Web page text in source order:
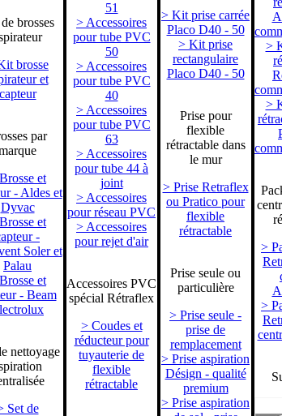
brosses
brosse
et
capteur
par
et
- Aldes et
Dyvac
et
-
Soler et
Palau
et
- Beam
nettoyage
Set de
51
> Accessoires
pour tube PVC
50
> Accessoires
pour tube PVC
40
> Accessoires
pour tube PVC
63
> Accessoires
pour tube 44 à
joint
> Accessoires
pour réseau PVC
> Accessoires
pour rejet d'air
Accessoires PVC
spécial Rétraflex
> Coudes et
réducteur pour
tuyauterie de
flexible
rétractable
> Kit prise carrée
Placo D40 - 50
> Kit prise
rectangulaire
Placo D40 - 50
Prise pour
flexible
rétractable dans
le mur
> Prise Retraflex
ou Pratico pour
flexible
rétractable
Prise seule ou
particulière
> Prise seule -
prise de
remplacement
> Prise aspiration
Désign - qualité
premium
> Prise aspiration
>
>
>
>